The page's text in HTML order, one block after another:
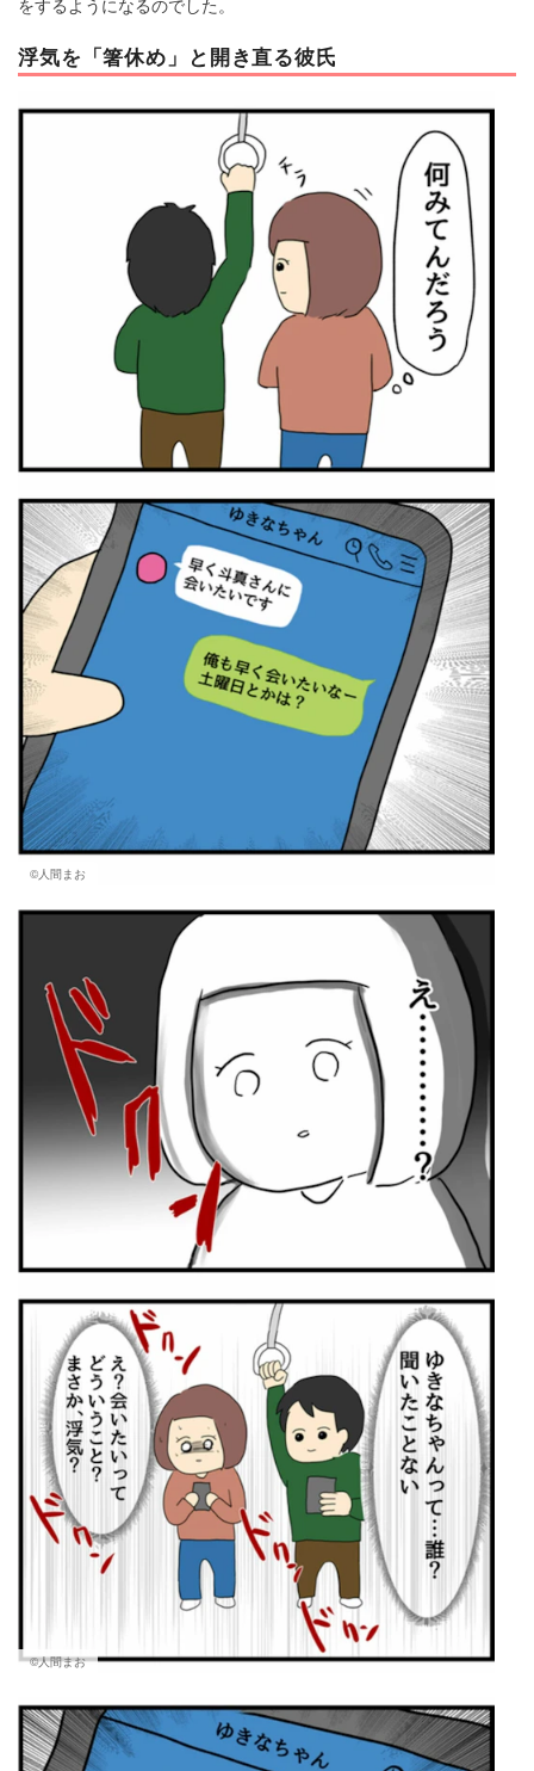
浮気を「箸休め」と開き直る彼氏
©人間まお
©人間まお